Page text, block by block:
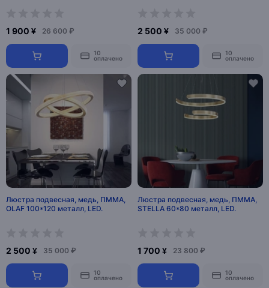
1 900 ¥ 26 600 ₽
10
оплачено
2 500 ¥ 35 000 ₽
10
оплачено
Люстра подвесная, медь, ПММА,
OLAF 100*120 металл, LED.
2 500 ¥ 35 000 ₽
10
оплачено
Люстра подвесная, медь, ПММА,
STELLA 60*80 металл, LED.
1 700 ¥ 23 800 ₽
10
оплачено